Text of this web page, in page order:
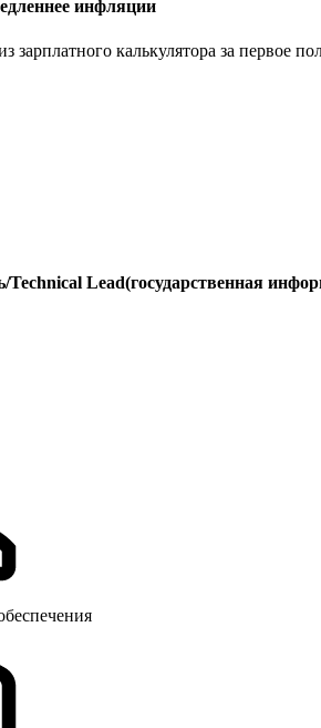
инфляции
зарплатного калькулятора за первое
Technical Lead(государственная